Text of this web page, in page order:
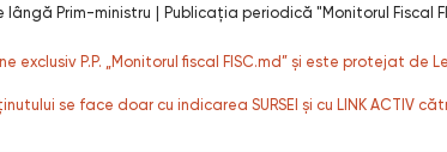
lângă Prim-ministru
Publicaţia periodică "Monitorul Fiscal
exclusiv P.P. „Monitorul fiscal FISC.md” și este protejat de
se face doar cu indicarea SURSEI și cu LINK ACTIV